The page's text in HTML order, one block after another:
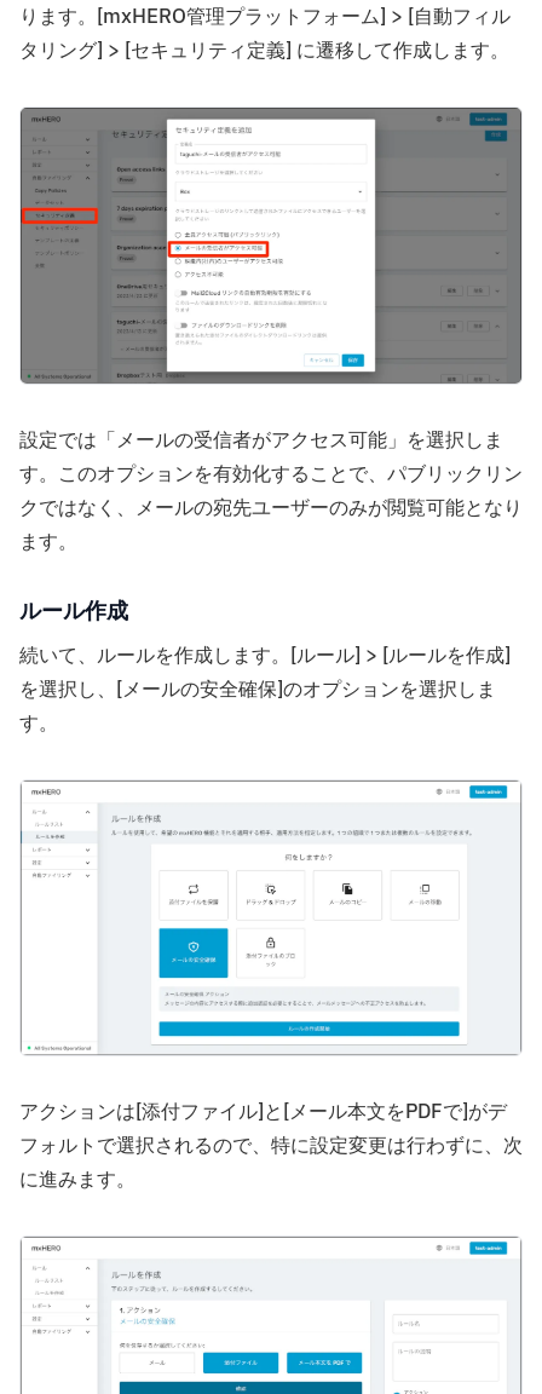
ります。[mxHERO管理プラットフォーム] > [自動フィル
タリング] > [セキュリティ定義] に遷移して作成します。
設定では「メールの受信者がアクセス可能」を選択しま
す。このオプションを有効化することで、パブリックリン
クではなく、メールの宛先ユーザーのみが閲覧可能となり
ます。
ルール作成
続いて、ルールを作成します。[ルール] > [ルールを作成]
を選択し、[メールの安全確保]のオプションを選択しま
す。
アクションは[添付ファイル]と[メール本文をPDFで]がデ
フォルトで選択されるので、特に設定変更は行わずに、次
に進みます。